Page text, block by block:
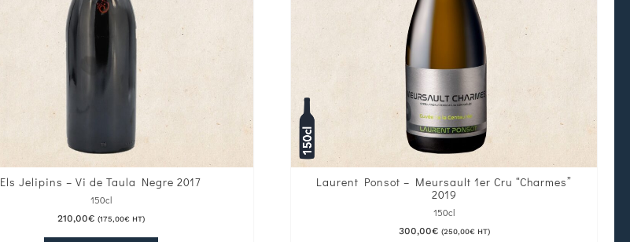
Els Jelipins – Vi de Taula Negre 2017
150cl
210,00€ (175,00€HT)
Laurent Ponsot – Meursault 1er Cru “Charmes”
2019
150cl
300,00€ (250,00€HT)